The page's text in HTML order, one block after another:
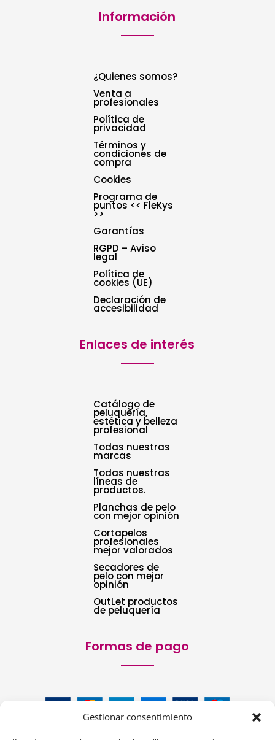
Gestionar consentimiento
Información
¿Quienes somos?
Venta a
profesionales
Política de
privacidad
Términos y
condiciones de
compra
Cookies
Programa de
puntos << FleKys
>>
Garantías
RGPD – Aviso
legal
Política de
cookies (UE)
Declaración de
accesibilidad
Enlaces de interés
Catálogo de
peluquería,
estética y belleza
profesional
Todas nuestras
marcas
Todas nuestras
líneas de
productos.
Planchas de pelo
con mejor opinión
Cortapelos
profesionales
mejor valorados
Secadores de
pelo con mejor
opinión
OutLet productos
de peluquería
Formas de pago